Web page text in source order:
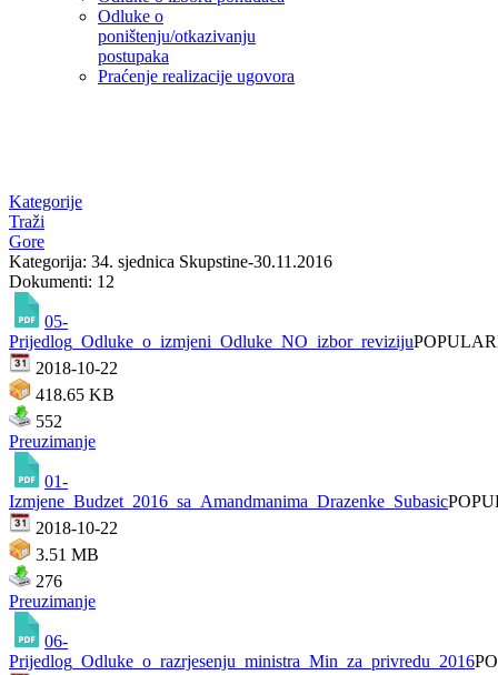
Odluke o
poništenju/otkazivanju
postupaka
Praćenje realizacije ugovora
Kategorije
Traži
Gore
Kategorija: 34. sjednica Skupstine-30.11.2016
Dokumenti: 12
05-
Prijedlog_Odluke_o_izmjeni_Odluke_NO_izbor_reviziju
2018-10-22
418.65 KB
552
Preuzimanje
01-
Izmjene_Budzet_2016_sa_Amandmanima_Drazenke_Subasic
2018-10-22
3.51 MB
276
Preuzimanje
06-
Prijedlog_Odluke_o_razrjesenju_ministra_Min_za_privredu_2016